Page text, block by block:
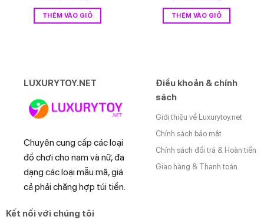
THÊM VÀO GIỎ THÊM VÀO GIỎ
LUXURYTOY.NET
Chuyên cung cấp các loại
đồ chơi cho nam và nữ, đa
dạng các loại mẫu mã, giá
cả phải chăng hợp túi tiền.
Điều khoản & chính
sách
Giới thiệu về Luxurytoy.net
Chính sách bảo mật
Chính sách đổi trả & Hoàn tiền
Giao hàng & Thanh toán
Kết nối với chúng tôi